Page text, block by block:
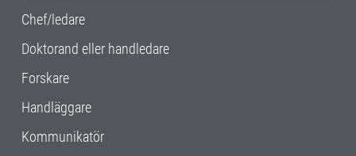
Chef/ledare
Doktorand eller handledare
Forskare
Handläggare
Kommunikatör